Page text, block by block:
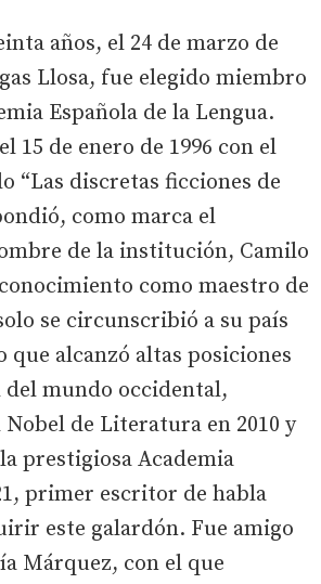
años, el 24 de marzo de
Llosa, fue elegido miembro
Española de la Lengua.
15 de enero de 1996 con el
“Las discretas ficciones de
como marca el
de la institución, Camilo
como maestro de
se circunscribió a su país
que alcanzó altas posiciones
del mundo occidental,
de Literatura en 2010 y
prestigiosa Academia
primer escritor de habla
este galardón. Fue amigo
Márquez, con el que